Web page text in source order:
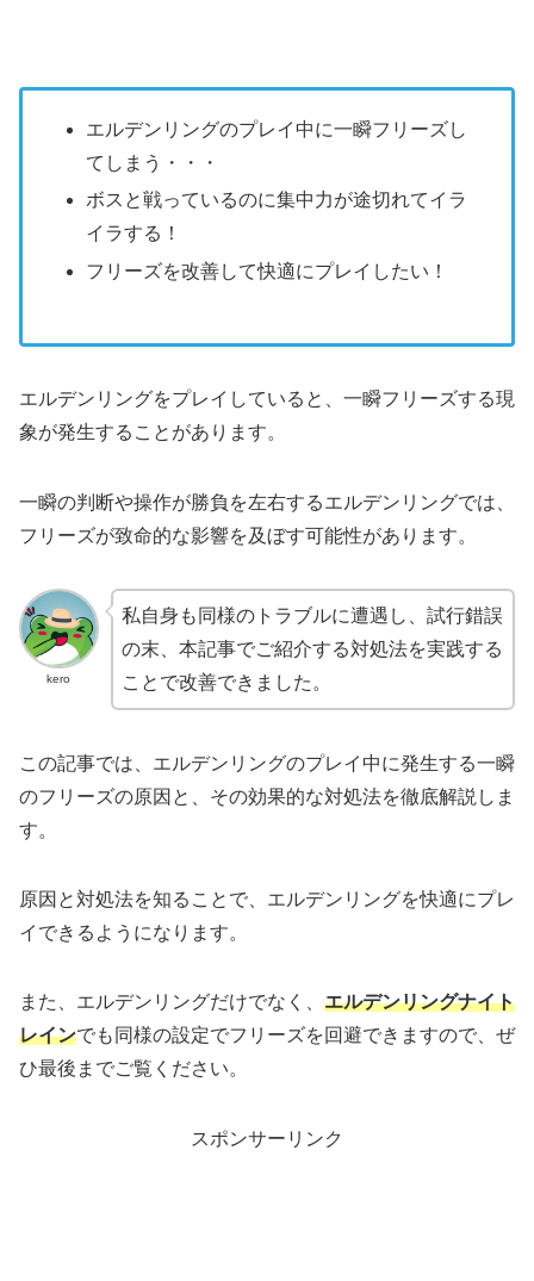
エルデンリングのプレイ中に一瞬フリーズし
てしまう・・・
ボスと戦っているのに集中力が途切れてイラ
イラする！
フリーズを改善して快適にプレイしたい！
エルデンリングをプレイしていると、一瞬フリーズする現
象が発生することがあります。
一瞬の判断や操作が勝負を左右するエルデンリングでは、
フリーズが致命的な影響を及ぼす可能性があります。
kero
私自身も同様のトラブルに遭遇し、試行錯誤
の末、本記事でご紹介する対処法を実践する
ことで改善できました。
この記事では、エルデンリングのプレイ中に発生する一瞬
のフリーズの原因と、その効果的な対処法を徹底解説しま
す。
原因と対処法を知ることで、エルデンリングを快適にプレ
イできるようになります。
また、エルデンリングだけでなく、 エルデンリングナイト
レインでも同様の設定でフリーズを回避できますので、ぜ
ひ最後までご覧ください。
スポンサーリンク